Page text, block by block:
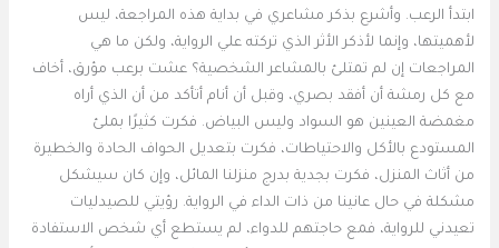
ابتدأ الرعب. وأشرع بذكر مشاعري في بداية هذه المراجعة، ليس
لأهميتها، وإنما لأذكر الأثر الذي تركته علي الرواية، ولكن ما هي
المراجعات إن لم تمتلئ بالمشاعر الشخصية؟ عشت برعب مؤرق، أخاف
مع كل رمشة أن أفقد بصري، وقبل أن أنام أتأكد من أن الذي أراه
مغمضة العينين هو السواد وليس البياض. فكرت كثيرًا بملئ
المستودع بالأكل والاحتياطات، فكرت بتعديل الحواف الحادة والخطيرة
من أثاث المنزل، فكرت بجدية بدرج منزلنا المائل، وإن كان سيشكل
مشكلة في حال عانينا من ذات الداء في الرواية. رؤيتي للصيدليات
تعيدني للرواية، فمع حاجتهم للدواء، لم يستطع أي شخص الاستفادة